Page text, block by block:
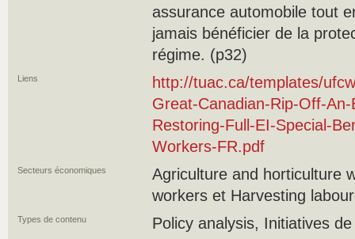
assurance automobile tout
jamais bénéficier de la
régime. (p32)
Liens
http://tuac.ca/templates/
Great-Canadian-Rip-Off-
Restoring-Full-EI-Special-
Workers-FR.pdf
Secteurs économiques
Agriculture and horticulture
workers et Harvesting
Types de contenu Policy analysis, Initiatives